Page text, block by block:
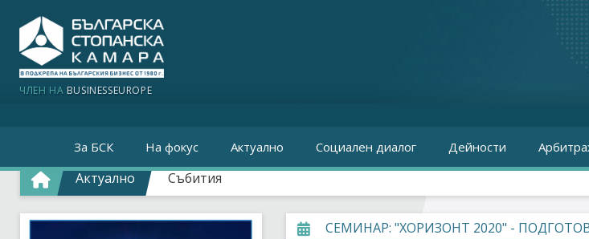
ЧЛЕН НА BUSINESSEUROPE
За БСК На фокус Актуално Социален диалог Дейности
Актуално Събития
СЕМИНАР: "ХОРИЗОНТ 2020" -